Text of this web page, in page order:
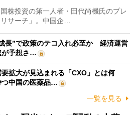
株投資の第一人者・田代尚機氏のプレ
サーチ」。中国企…
長”で政策のテコ入れ必至か 経済運営
が予想さ…
拡大が見込まれる「CXO」とは何
中国の医薬品…
一覧を見る